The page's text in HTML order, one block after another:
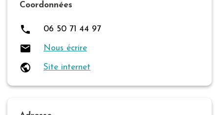
Coordonnées
local_phone 06 50 71 44 97
local_post_office Nous écrire
public Site internet